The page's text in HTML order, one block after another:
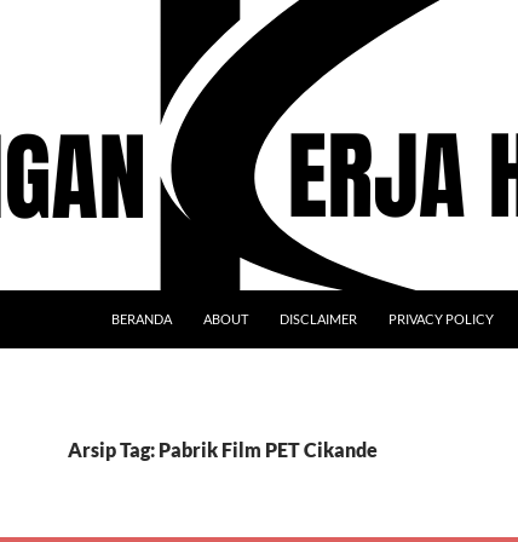
BERANDA ABOUT DISCLAIMER PRIVACY POLICY
Arsip Tag: Pabrik Film PET Cikande